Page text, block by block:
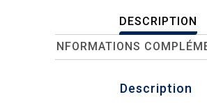
DESCRIPTION
INFORMATIONS
Description